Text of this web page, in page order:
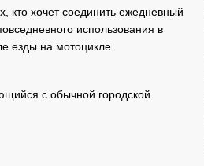
кто хочет соединить ежедневный
использования в
езды на мотоцикле.
с обычной городской